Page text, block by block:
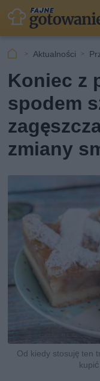
Aktualności
Koniec z
spodem
zmiany
Od kiedy stosuję ten